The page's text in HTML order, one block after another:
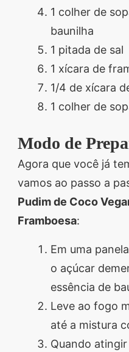
1 colher de
baunilha
1 pitada de sal
1 xícara de
1/4 de xícara
1 colher de
Modo de
Agora que você já
vamos ao passo a
Pudim de Coco
Framboesa:
Em uma
o açúcar
essência de
Leve ao fogo
até a mistura
Quando